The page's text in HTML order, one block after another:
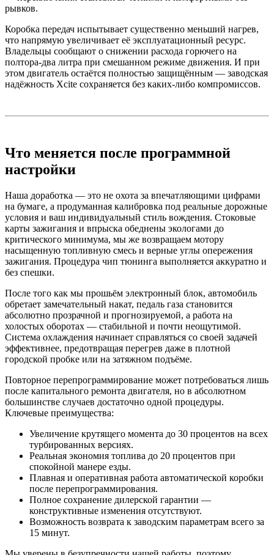
рывков.
Коробка передач испытывает существенно меньший нагрев,
что напрямую увеличивает её эксплуатационный ресурс.
Владельцы сообщают о снижении расхода горючего на
полтора-два литра при смешанном режиме движения. И при
этом двигатель остаётся полностью защищённым — заводская
надёжность Xcite сохраняется без каких-либо компромиссов.
Что меняется после программной
настройки
Наша доработка — это не охота за впечатляющими цифрами
на бумаге, а продуманная калибровка под реальные дорожные
условия и ваш индивидуальный стиль вождения. Стоковые
карты зажигания и впрыска обеднены экологами до
критического минимума, мы же возвращаем мотору
насыщенную топливную смесь и верные углы опережения
зажигания. Процедура чип тюнинга выполняется аккуратно и
без спешки.
После того как мы прошьём электронный блок, автомобиль
обретает замечательный накат, педаль газа становится
абсолютно прозрачной и прогнозируемой, а работа на
холостых оборотах — стабильной и почти неощутимой.
Система охлаждения начинает справляться со своей задачей
эффективнее, предотвращая перегрев даже в плотной
городской пробке или на затяжном подъёме.
Повторное перепрограммирование может потребоваться лишь
после капитального ремонта двигателя, но в абсолютном
большинстве случаев достаточно одной процедуры.
Ключевые преимущества:
Увеличение крутящего момента до 30 процентов на всех
турбированных версиях.
Реальная экономия топлива до 20 процентов при
спокойной манере езды.
Плавная и оперативная работа автоматической коробки
после перепрограммирования.
Полное сохранение дилерской гарантии —
конструктивные изменения отсутствуют.
Возможность возврата к заводским параметрам всего за
15 минут.